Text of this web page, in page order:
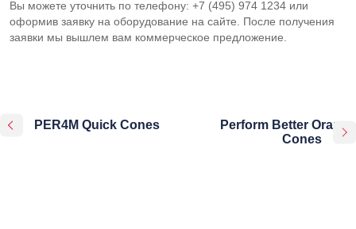
Вы можете уточнить по телефону: +7 (495) 974 1234 или
оформив заявку на оборудование на сайте. После получения
заявки мы вышлем вам коммерческое предложение.
PER4M Quick Cones
Perform Better Orange
Cones